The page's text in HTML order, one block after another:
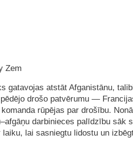
Zem
gatavojas atstāt Afganistānu,
drošo patvērumu —
rūpējas par drošību.
darbinieces palīdzību sāk
lai sasniegtu lidostu un